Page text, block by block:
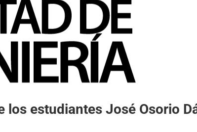
los estudiantes José Osorio